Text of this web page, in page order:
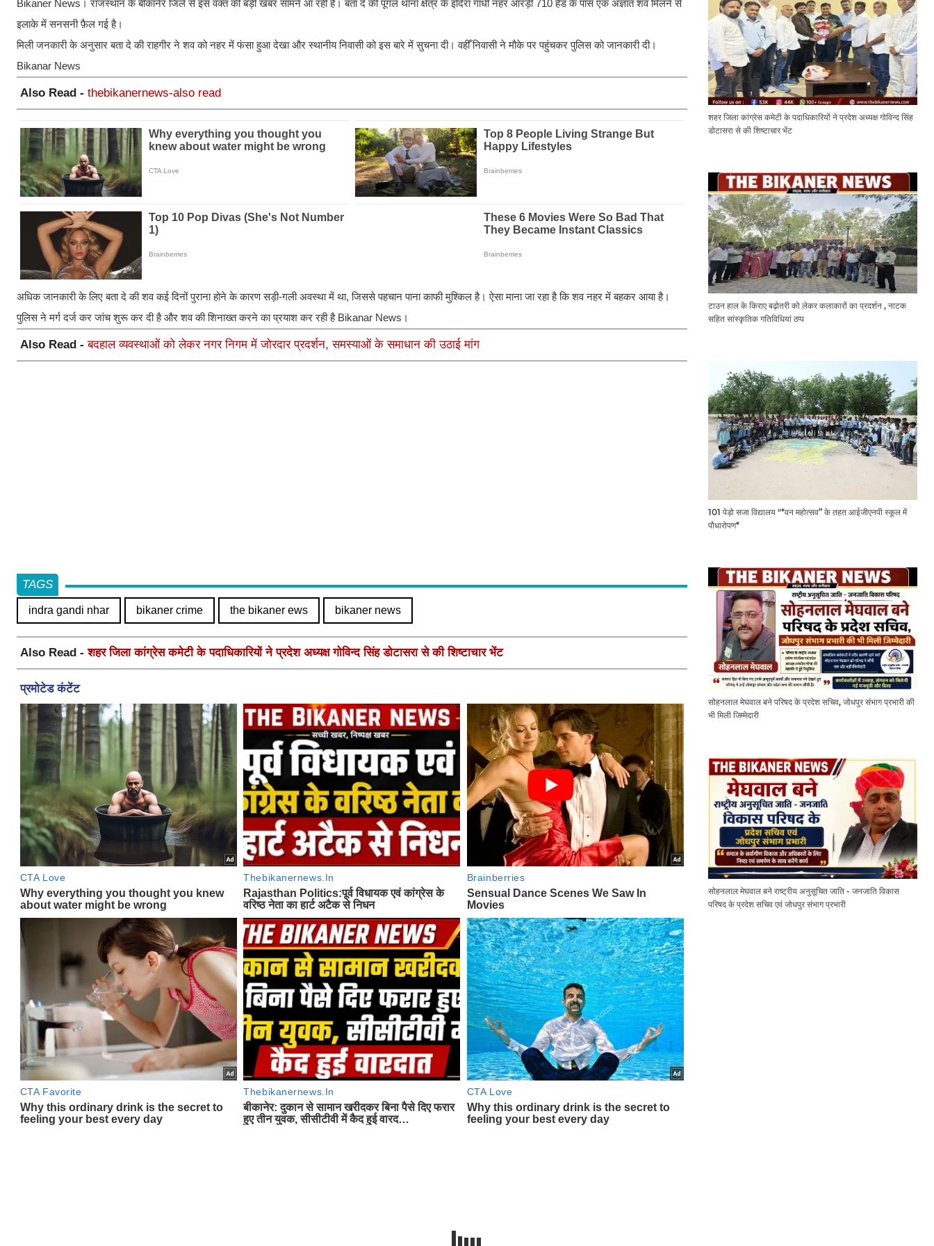
Bikaner News। राजस्थान के बीकानेर जिले से इस वक्त की बड़ी खबर सामने आ रही है। बता दे की पूगल थाना क्षेत्र के इंदिरा गांधी नहर आरड़ी 710 हैड के पास एक अज्ञात शव मिलने से
इलाके में सनसनी फ़ैल गई है।
मिली जनकारी के अनुसार बता दे की राहगीर ने शव को नहर में फंसा हुआ देखा और स्थानीय निवासी को इस बारे में सुचना दी। वहीँ निवासी ने मौके पर पहुंचकर पुलिस को जानकारी दी।
Bikanar News
Also Read - thebikanernews-also read
अधिक जानकारी के लिए बता दे की शव कई दिनों पुराना होने के कारण सड़ी-गली अवस्था में था, जिससे पहचान पाना काफी मुश्किल है। ऐसा माना जा रहा है कि शव नहर में बहकर आया है।
पुलिस ने मर्ग दर्ज कर जांच शुरू कर दी है और शव की शिनाख्त करने का प्रयाश कर रही है Bikanar News।
Also Read -बदहाल व्यवस्थाओं को लेकर नगर निगम में जोरदार प्रदर्शन, समस्याओं के समाधान की उठाई मांग
TAGS
indra gandi nhar bikaner crime the bikaner ews bikaner news
Also Read -शहर जिला कांग्रेस कमेटी के पदाधिकारियों ने प्रदेश अध्यक्ष गोविन्द सिंह डोटासरा से की शिष्टाचार भेंट
शहर जिला कांग्रेस कमेटी के पदाधिकारियों ने प्रदेश अध्यक्ष गोविन्द सिंह
डोटासरा से की शिष्टाचार भेंट
टाउन हाल के किराए बढ़ोतरी को लेकर कलाकारों का प्रदर्शन , नाटक
सहित सांस्कृतिक गतिविधियां ठप्प
101 पेड़ो सजा विद्यालय "*वन महोत्सव” के तहत आईजीएनपी स्कूल में
पौधारोपण*
सोहनलाल मेघवाल बने परिषद के प्रदेश सचिव, जोधपुर संभाग प्रभारी की
भी मिली जिम्मेदारी
सोहनलाल मेघवाल बने राष्ट्रीय अनुसूचित जाति - जनजाति विकास
परिषद के प्रदेश सचिव एवं जोधपुर संभाग प्रभारी